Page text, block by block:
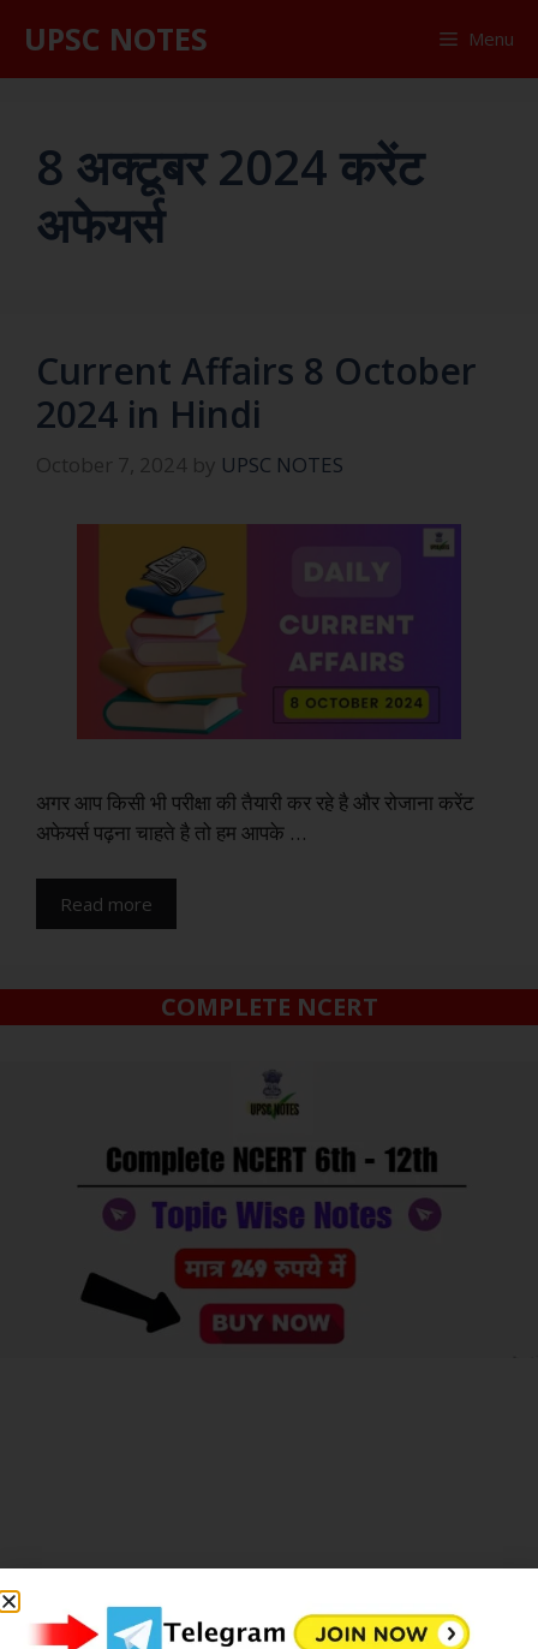
UPSC NOTES Menu
8 अक्टूबर 2024 करेंट
अफेयर्स
Current Affairs 8 October
2024 in Hindi
October 7, 2024 by UPSC NOTES
अगर आप किसी भी परीक्षा की तैयारी कर रहे है और रोजाना करेंट
अफेयर्स पढ़ना चाहते है तो हम आपके …
Read more
COMPLETE NCERT